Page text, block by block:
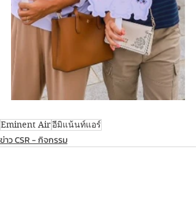
Eminent Airอีมิแน้นท์แอร์
ข่าว CSR - กิจกรรม